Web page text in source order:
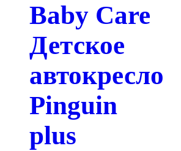
Baby Care
Детское
автокресло
Pinguin
plus